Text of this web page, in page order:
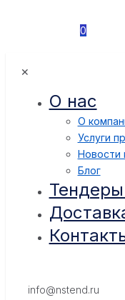
0
✕
О нас
О
Услуги
Новости
Блог
Тендеры
info@nstend.ru